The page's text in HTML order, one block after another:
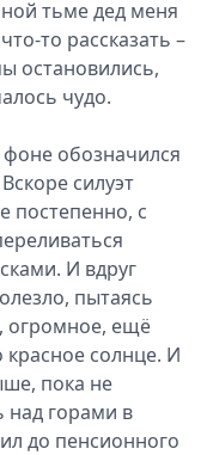
тьме дед меня
то рассказать –
остановились,
чудо.
фоне обозначился
силуэт
постепенно, с
И вдруг
пытаясь
огромное, ещё
солнце. И
пока не
над горами в
до пенсионного